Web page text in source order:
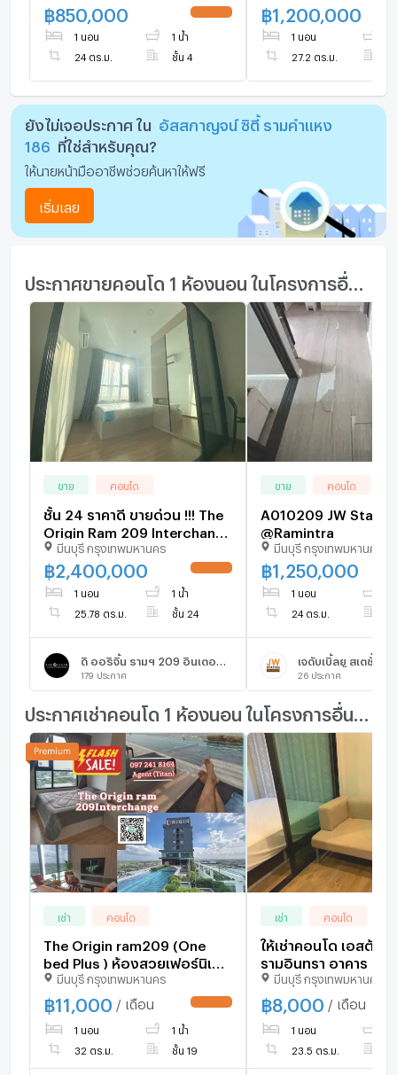
฿850,000
1 นอน 1 น้ำ
24 ตร.ม. ชั้น 4
฿1,200,000
1 นอน
27.2 ตร.ม.
ยังไม่เจอประกาศ ใน
อัสสกาญจน์ ซิตี้ รามคำแหง
186
ที่ใช่สำหรับคุณ?
ให้นายหน้ามืออาชีพช่วยค้นหาให้ฟรี
เริ่มเลย
ขาย คอนโด
ชั้น 24 ราคาดี ขายด่วน !!! The
Origin Ram 209 Interchange
วิวไม่บล้อกทำเลใกล้รถไฟฟ้า
สายสีส้ม มีนบุรี | #TPI-1887
มีนบุรี กรุงเทพมหานคร
฿2,400,000
1 นอน 1 น้ำ
25.78 ตร.ม. ชั้น 24
179 ประกาศ
ขาย คอนโด
A010209 JW
@Ramintra
มีนบุรี กรุงเทพมหานคร
฿1,250,000
1 นอน
24 ตร.ม.
26 ประกาศ
เช่า คอนโด
The Origin ram209 (One
bed Plus ) ห้องสวยเฟอร์นิเจ
อร์เครื่องใชไฟฟ้าดี วิวสวย
ราคาพิเศษ
มีนบุรี กรุงเทพมหานคร
฿11,000 / เดือน
1 นอน 1 น้ำ
32 ตร.ม. ชั้น 19
เช่า คอนโด
ให้เช่าคอนโด เอสต้า บ
รามอินทรา อาคาร B ชั้
ห้องนอน ขนาด 23.5
โรงเรียนเศรษฐบุตรบ
มีนบุรี กรุงเทพมหานคร
฿8,000 / เดือน
1 นอน
23.5 ตร.ม.